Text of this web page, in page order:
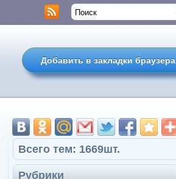
Добавить в закладки браузера
Всего тем: 1669шт.
Рубрики